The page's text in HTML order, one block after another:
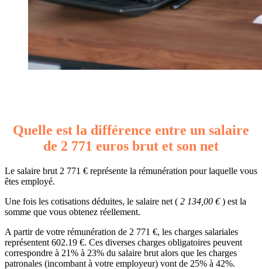
Quelle est la différence entre un salaire
de 2 771 euros brut et son net
Le salaire brut 2 771 € représente la rémunération pour laquelle vous
êtes employé.
Une fois les cotisations déduites, le salaire net ( 2 134,00 €) est la
somme que vous obtenez réellement.
A partir de votre rémunération de 2 771 €, les charges salariales
représentent 602.19 €. Ces diverses charges obligatoires peuvent
correspondre à 21% à 23% du salaire brut alors que les charges
patronales (incombant à votre employeur) vont de 25% à 42%.